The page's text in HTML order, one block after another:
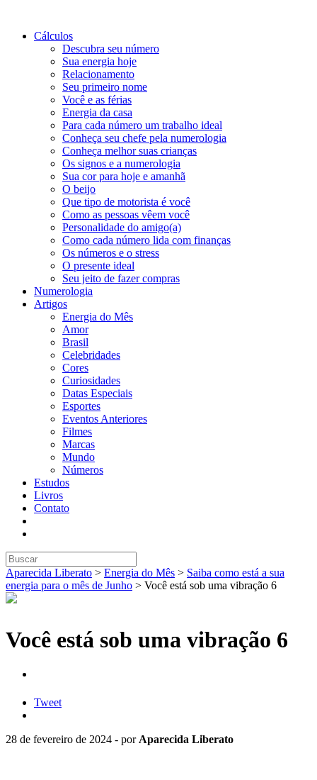
Cálculos
Descubra seu número
Sua energia hoje
Relacionamento
Seu primeiro nome
Você e as férias
Energia da casa
Para cada número um trabalho ideal
Conheça seu chefe pela numerologia
Conheça melhor suas crianças
Os signos e a numerologia
Sua cor para hoje e amanhã
O beijo
Que tipo de motorista é você
Como as pessoas vêem você
Personalidade do amigo(a)
Como cada número lida com finanças
Os números e o stress
O presente ideal
Seu jeito de fazer compras
Numerologia
Artigos
Energia do Mês
Amor
Brasil
Celebridades
Cores
Curiosidades
Datas Especiais
Esportes
Eventos Anteriores
Filmes
Marcas
Mundo
Números
Estudos
Livros
Contato
Aparecida Liberato > Energia do Mês > Saiba como está a sua
energia para o mês de Junho > Você está sob uma vibração 6
Você está sob uma vibração 6
Tweet
28 de fevereiro de 2024 - por Aparecida Liberato